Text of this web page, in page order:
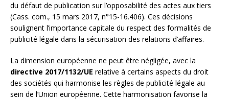
du défaut de publication sur l’opposabilité des actes aux tiers
(Cass. com., 15 mars 2017, n°15-16.406). Ces décisions
soulignent l’importance capitale du respect des formalités de
publicité légale dans la sécurisation des relations d’affaires.
La dimension européenne ne peut être négligée, avec la
directive 2017/1132/UE relative à certains aspects du droit
des sociétés qui harmonise les règles de publicité légale au
sein de l’Union européenne. Cette harmonisation favorise la